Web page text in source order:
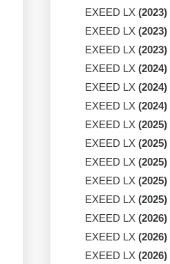
EXEED LX (2023)
EXEED LX (2023)
EXEED LX (2023)
EXEED LX (2024)
EXEED LX (2024)
EXEED LX (2024)
EXEED LX (2025)
EXEED LX (2025)
EXEED LX (2025)
EXEED LX (2025)
EXEED LX (2025)
EXEED LX (2026)
EXEED LX (2026)
EXEED LX (2026)